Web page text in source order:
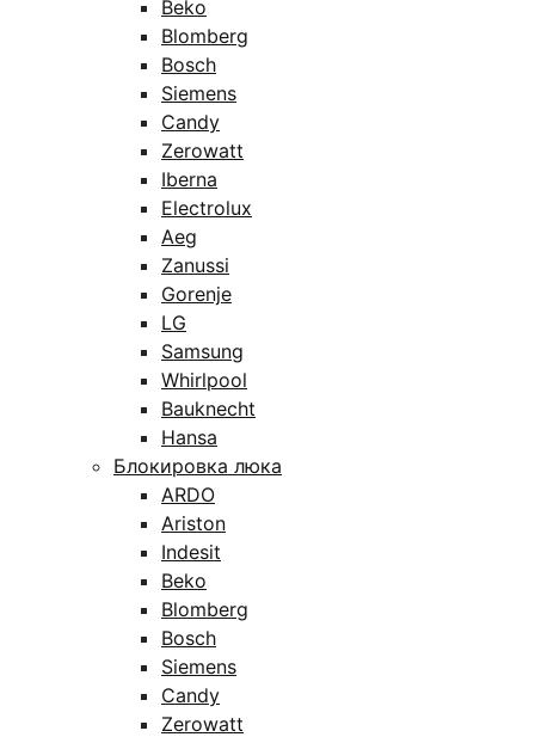
Beko
Blomberg
Bosch
Siemens
Candy
Zerowatt
Iberna
Electrolux
Aeg
Zanussi
Gorenje
LG
Samsung
Whirlpool
Bauknecht
Hansa
Блокировка люка
ARDO
Ariston
Indesit
Beko
Blomberg
Bosch
Siemens
Candy
Zerowatt